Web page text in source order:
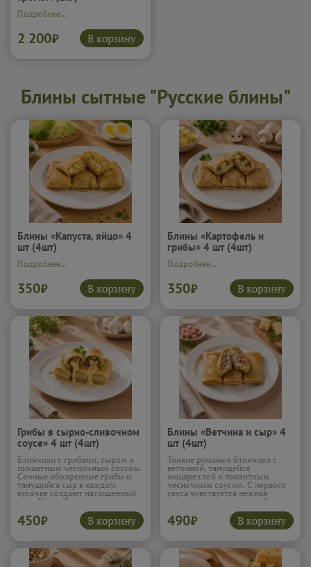
Подробнее...
2 200₽ В корзину
Блины сытные "Русские блины"
Блины «Капуста, яйцо» 4
шт (4шт)
Подробнее...
350₽ В корзину
Блины «Картофель и
грибы» 4 шт (4шт)
Подробнее...
350₽ В корзину
Грибы в сырно-сливочном
соусе» 4 шт (4шт)
Блинчики с грибами, сыром и
пикантным чесночным соусом.
Сочные обжаренные грибы и
тянущийся сыр в каждом
кусочке создают насыщенный
вкус. Чёрный перец и
чесночный соус добавляют
глубину и лёгкую остринку,
которая заставляет захотеть
450₽ В корзину
Блины «Ветчина и сыр» 4
шт (4шт)
Тонкие румяные блинчики с
ветчиной, тянущейся
моцареллой и пикантным
чесночным соусом. С первого
укуса чувствуется нежная
ветчина и расплавленный сыр,
который аппетитно тянется
внутри. Чесночный соус
добавляет яркости и делает
настоящее удовольствие.
Подробнее...
490₽ В корзину